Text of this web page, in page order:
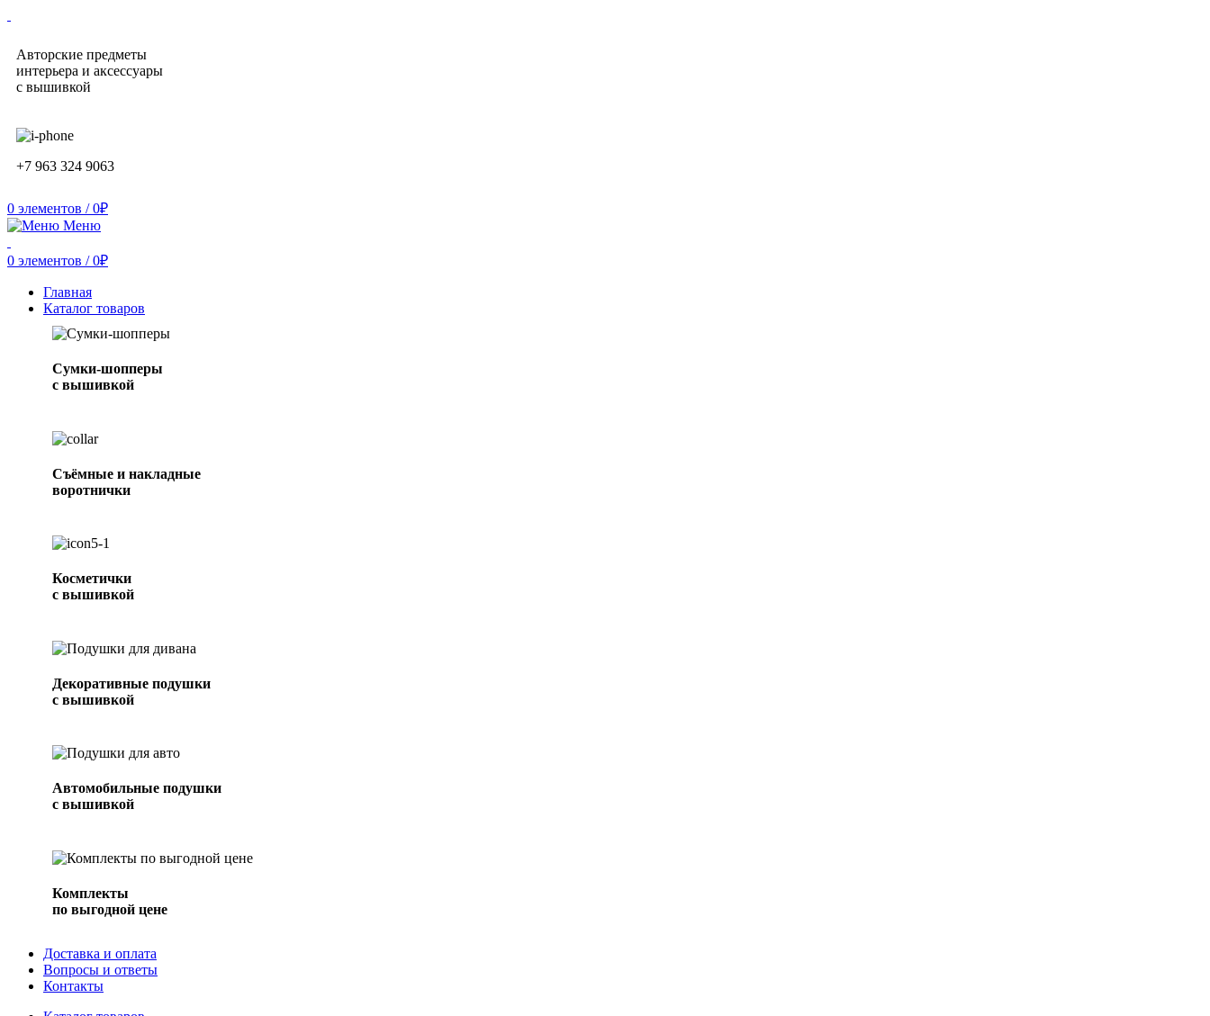
Авторские предметы
интерьера и аксессуары
с вышивкой
+7 963 324 9063
0 элементов / 0₽
Меню
0 элементов / 0₽
Главная
Каталог товаров
Сумки-шопперы
с вышивкой
Съёмные и накладные
воротнички
Косметички
с вышивкой
Декоративные подушки
с вышивкой
Автомобильные подушки
с вышивкой
Комплекты
по выгодной цене
Доставка и оплата
Вопросы и ответы
Контакты